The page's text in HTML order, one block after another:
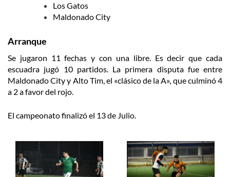
Los Gatos
Maldonado City
Arranque
Se jugaron 11 fechas y con una libre. Es decir que cada
escuadra jugó 10 partidos. La primera disputa fue entre
Maldonado City y Alto Tim, el «clásico de la A», que culminó 4
a 2 a favor del rojo.
El campeonato finalizó el 13 de Julio.